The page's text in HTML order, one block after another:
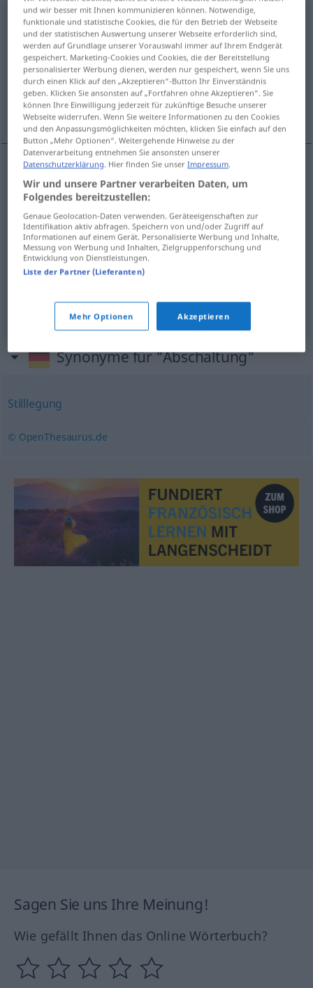
Abschaltungf
Übersicht aller Übersetzungen
(Für mehr Details die Übersetzung anklicken/antippen)
coupure, débranchement, arrêt, mise hors
circuit
coupuref Abschaltung des Stroms
débranchementm Abschaltungeines
elektrischen Geräts
arrêtm Abschaltungeines Kraftwerks
horscircuit Abschaltung
Synonyme für "Abschaltung"
Stilllegung
© OpenThesaurus.de
Sagen Sie uns Ihre Meinung!
Wie gefällt Ihnen das Online Wörterbuch?
und wir besser mit Ihnen kommunizieren können. Notwendige,
funktionale und statistische Cookies, die für den Betrieb der Webseite
und der statistischen Auswertung unserer Webseite erforderlich sind,
werden auf Grundlage unserer Vorauswahl immer auf Ihrem Endgerät
gespeichert. Marketing-Cookies und Cookies, die der Bereitstellung
personalisierter Werbung dienen, werden nur gespeichert, wenn Sie uns
durch einen Klick auf den „Akzeptieren“-Button Ihr Einverständnis
geben. Klicken Sie ansonsten auf „Fortfahren ohne Akzeptieren“. Sie
können Ihre Einwilligung jederzeit für zukünftige Besuche unserer
Webseite widerrufen. Wenn Sie weitere Informationen zu den Cookies
und den Anpassungsmöglichkeiten möchten, klicken Sie einfach auf den
Button „Mehr Optionen“. Weitergehende Hinweise zu der
Datenverarbeitung entnehmen Sie ansonsten unserer
Datenschutzerklärung. Hier finden Sie unserImpressum.
Wir und unsere Partner verarbeiten Daten, um
Folgendes bereitzustellen:
Genaue Geolocation-Daten verwenden. Geräteeigenschaften zur
Identifikation aktiv abfragen. Speichern von und/oder Zugriff auf
Informationen auf einem Gerät. Personalisierte Werbung und Inhalte,
Messung von Werbung und Inhalten, Zielgruppenforschung und
Entwicklung von Dienstleistungen.
Liste der Partner (Lieferanten)
Mehr Optionen Akzeptieren